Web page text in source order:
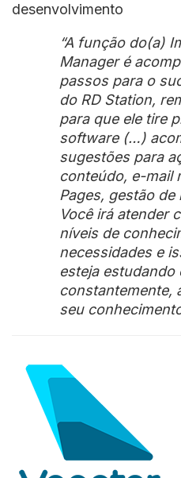
desenvolvimento
“A função do(a)
Manager é
passos para o
do RD Station,
para que ele tire
software (…)
sugestões para
conteúdo, e-mail
Pages, gestão de
Você irá atender
níveis de
necessidades e
esteja estudando
constantemente,
seu